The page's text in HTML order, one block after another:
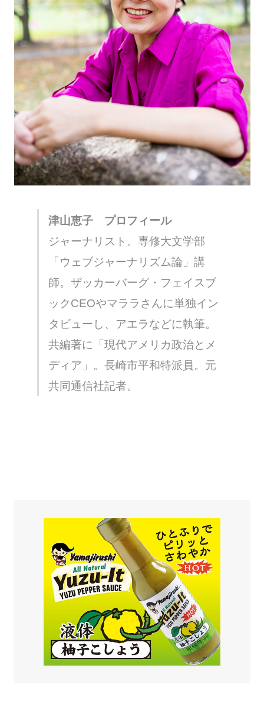
津山恵子 プロフィール
ジャーナリスト。専修大文学部
「ウェブジャーナリズム論」講
師。ザッカーバーグ・フェイスブ
ックCEOやマララさんに単独イン
タビューし、アエラなどに執筆。
共編著に「現代アメリカ政治とメ
ディア」。長崎市平和特派員。元
共同通信社記者。